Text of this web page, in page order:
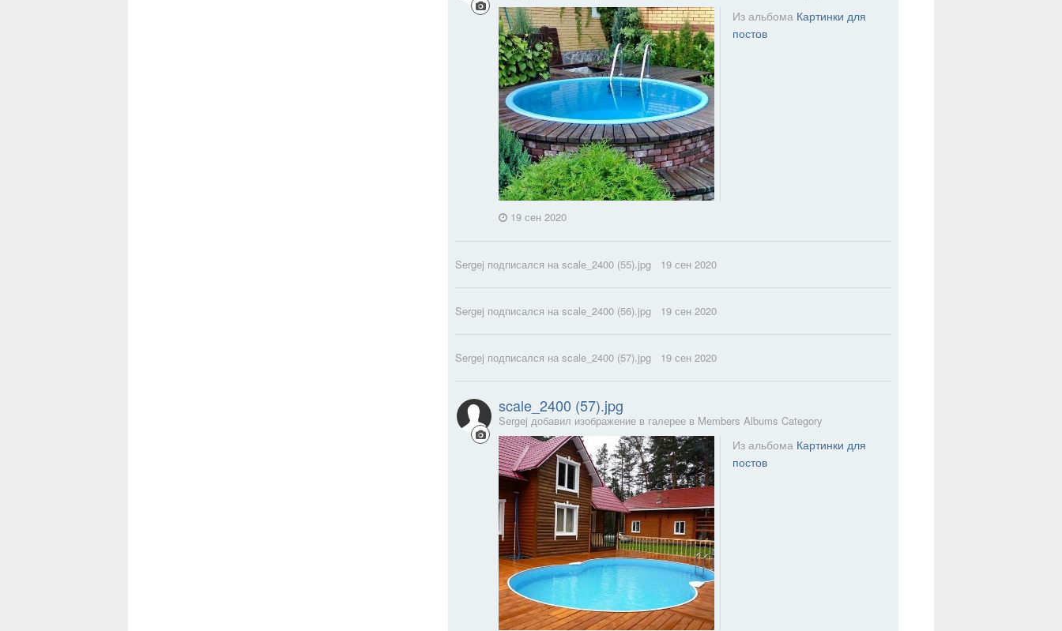
Из альбома Картинки для
постов
19 сен 2020
Sergej подписался на scale_2400 (55).jpg 19 сен 2020
Sergej подписался на scale_2400 (56).jpg 19 сен 2020
Sergej подписался на scale_2400 (57).jpg 19 сен 2020
scale_2400 (57).jpg
Sergej добавил изображение в галерее в Members Albums Category
Из альбома Картинки для
постов